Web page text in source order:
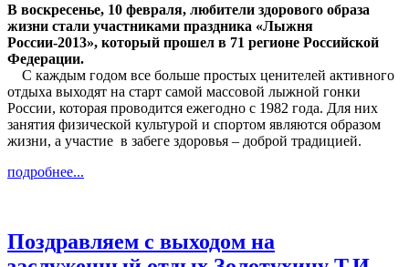
В воскресенье, 10 февраля, любители здорового образа
жизни стали участниками праздника «Лыжня
России-2013», который прошел в 71 регионе Российской
Федерации.
С каждым годом все больше простых ценителей активного
отдыха выходят на старт самой массовой лыжной гонки
России, которая проводится ежегодно с 1982 года. Для них
занятия физической культурой и спортом являются образом
жизни, а участие в забеге здоровья – доброй традицией.
подробнее...
Поздравляем с выходом на